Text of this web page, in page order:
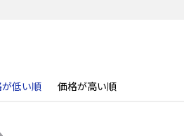
低い順 価格が高い順